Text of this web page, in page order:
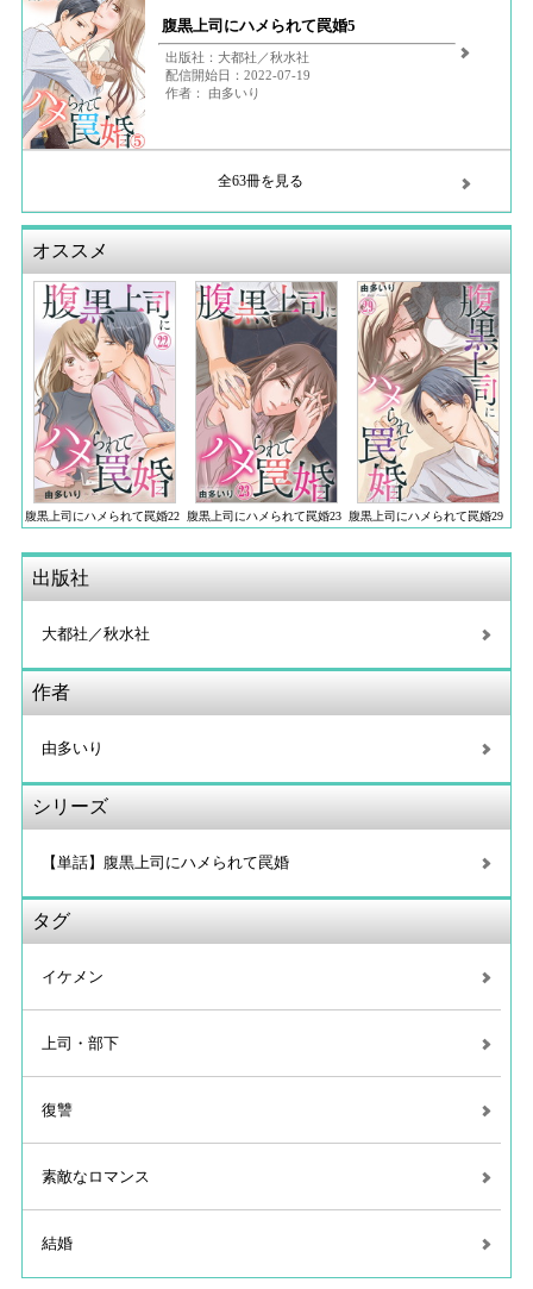
腹黒上司にハメられて罠婚5
出版社：大都社／秋水社
配信開始日：2022-07-19
作者： 由多いり
全63冊を見る
オススメ
腹黒上司にハメられて罠婚22 腹黒上司にハメられて罠婚23 腹黒上司にハメられて罠婚29
出版社
大都社／秋水社
作者
由多いり
シリーズ
【単話】腹黒上司にハメられて罠婚
タグ
イケメン
上司・部下
復讐
素敵なロマンス
結婚